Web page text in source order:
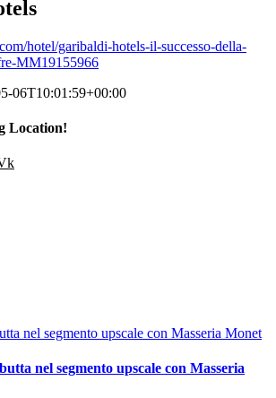
hotel/garibaldi-hotels-il-successo-della-
MM19155966
06T10:01:59+00:00
Location!
nel segmento upscale con Masseria Monet
nel segmento upscale con Masseria